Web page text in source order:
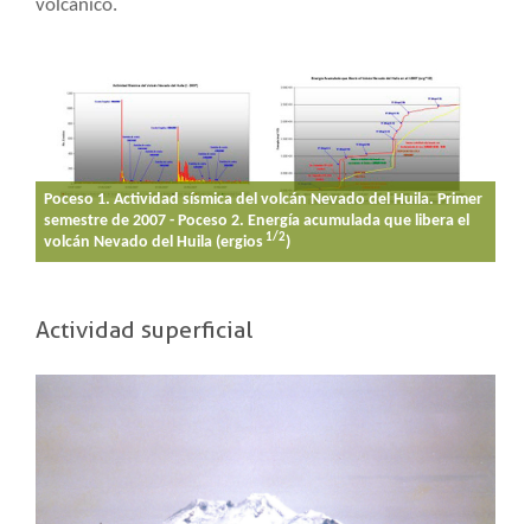
volcánico.
Poceso 1. Actividad sísmica del volcán Nevado del Huila. Primer
semestre de 2007 - Poceso 2. Energía acumulada que libera el
volcán Nevado del Huila (ergios 1/2)
Actividad superficial